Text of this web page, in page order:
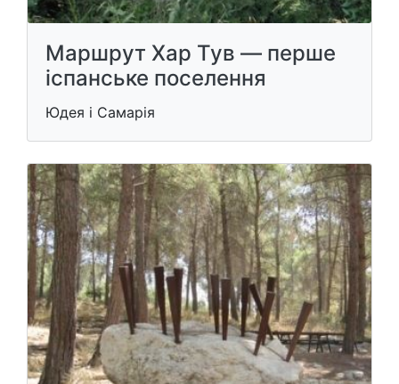
Маршрут Хар Тув — перше
іспанське поселення
Юдея і Самарія